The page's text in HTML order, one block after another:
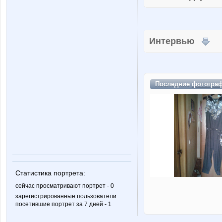
Статистика портрета:
сейчас просматривают портрет - 0
зарегистрированные пользователи
посетившие портрет за 7 дней - 1
Интервью
Последние